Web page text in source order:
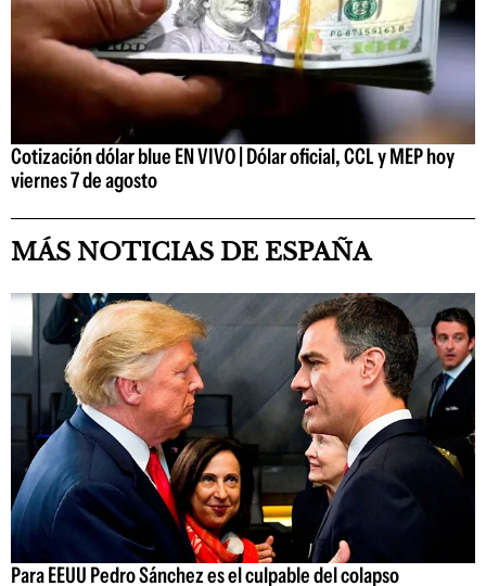
Cotización dólar blue EN VIVO | Dólar oficial, CCL y MEP hoy
viernes 7 de agosto
MÁS NOTICIAS DE ESPAÑA
Para EEUU Pedro Sánchez es el culpable del colapso